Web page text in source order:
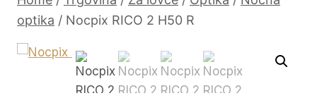
optika / Nocpix RICO 2 H50 R